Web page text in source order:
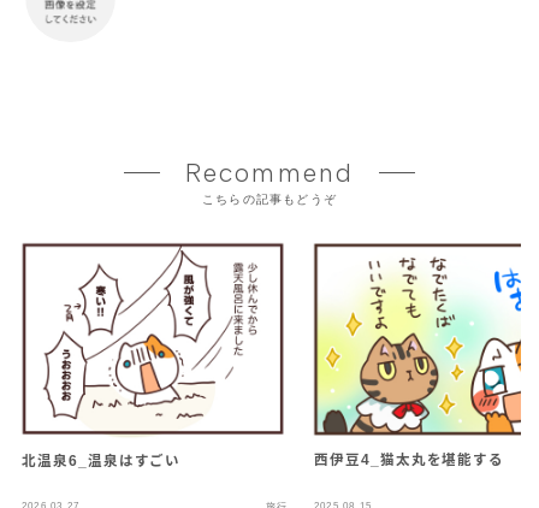
Recommend
こちらの記事もどうぞ
北温泉6_温泉はすごい 西伊豆4_猫太丸を堪能する